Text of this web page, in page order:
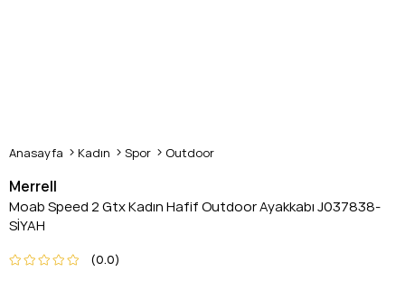
Anasayfa Kadın Spor Outdoor
Merrell
Moab Speed 2 Gtx Kadın Hafif Outdoor Ayakkabı J037838-
SİYAH
0.0